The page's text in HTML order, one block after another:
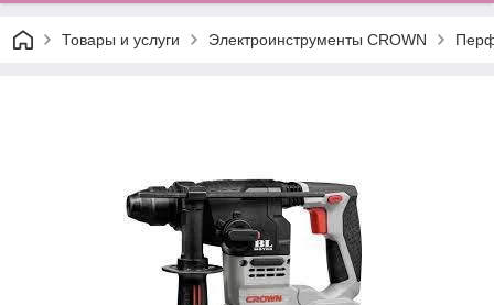
Товары и услуги Электроинструменты CROWN